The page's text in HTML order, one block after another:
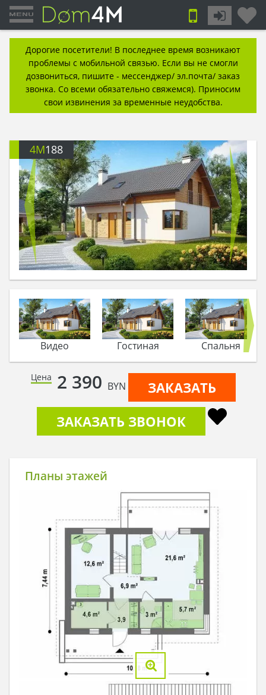
Дорогие посетители! В последнее время возникают
проблемы с мобильной связью. Если вы не смогли
дозвониться, пишите - мессенджер/ эл.почта/ заказ
звонка. Со всеми обязательно свяжемся). Приносим
свои извинения за временные неудобства.
4M188
Видео Гостиная Спальня
Цена 2 390 BYN
ЗАКАЗАТЬ
ЗАКАЗАТЬ ЗВОНОК
Планы этажей